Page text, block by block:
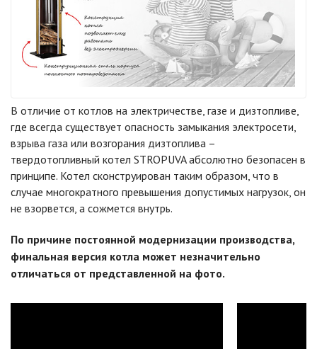
В отличие от котлов на электричестве, газе и дизтопливе,
где всегда существует опасность замыкания электросети,
взрыва газа или возгорания дизтоплива –
твердотопливный котел STROPUVA абсолютно безопасен в
принципе. Котел сконструирован таким образом, что в
случае многократного превышения допустимых нагрузок, он
не взорвется, а сожмется внутрь.
По причине постоянной модернизации производства,
финальная версия котла может незначительно
отличаться от представленной на фото.